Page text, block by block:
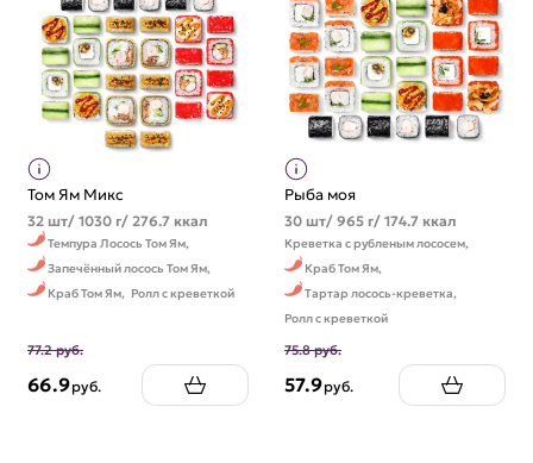
Том Ям Микс
32 шт/ 1030 г/ 276.7 ккал
Темпура Лосось Том Ям,
Запечённый лосось Том Ям,
Краб Том Ям, Ролл с креветкой
77.2 руб.
66.9руб.
Рыба моя
30 шт/ 965 г/ 174.7 ккал
Креветка с рубленым лососем,
Краб Том Ям,
Тартар лосось-креветка,
Ролл с креветкой
75.8 руб.
57.9руб.